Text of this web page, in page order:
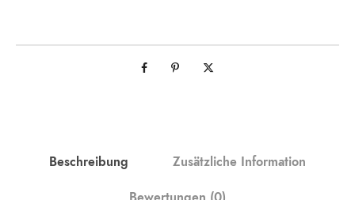
Beschreibung Zusätzliche Information